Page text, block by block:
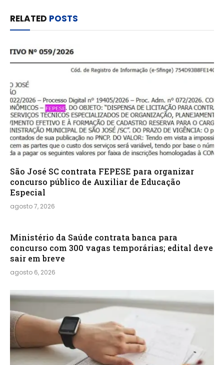
RELATED POSTS
São José SC contrata FEPESE para organizar
concurso público de Auxiliar de Educação
Especial
agosto 7, 2026
Ministério da Saúde contrata banca para
concurso com 300 vagas temporárias; edital deve
sair em breve
agosto 6, 2026